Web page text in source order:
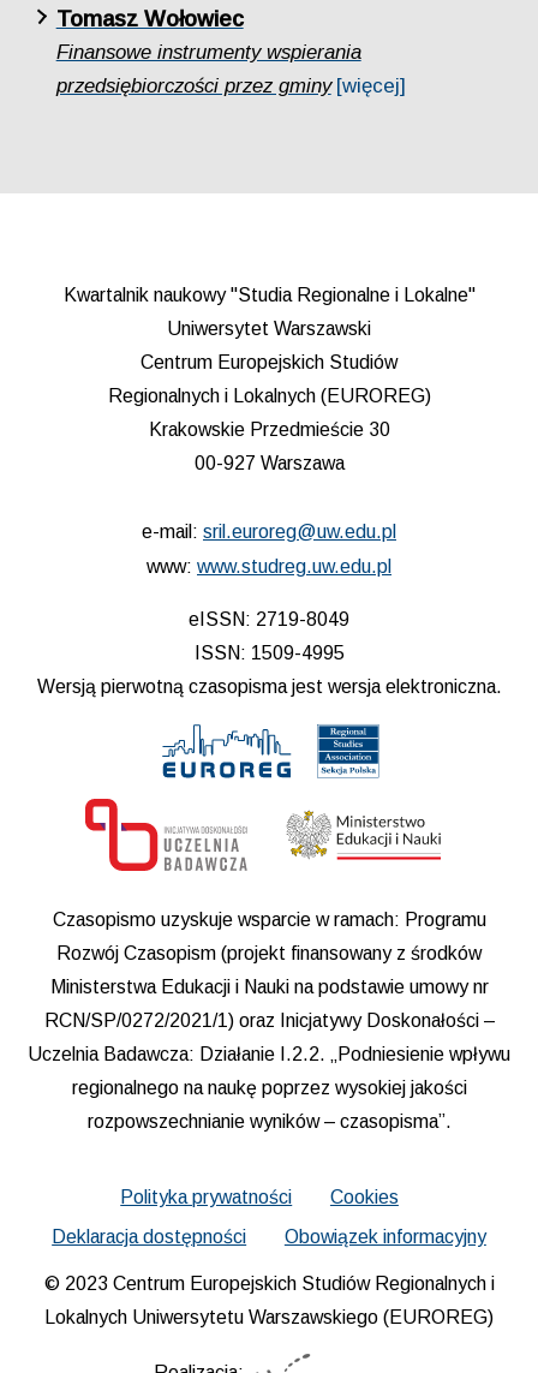
Tomasz Wołowiec
Finansowe instrumenty wspierania
przedsiębiorczości przez gminy [więcej]
Kwartalnik naukowy "Studia Regionalne i Lokalne"
Uniwersytet Warszawski
Centrum Europejskich Studiów
Regionalnych i Lokalnych (EUROREG)
Krakowskie Przedmieście 30
00-927 Warszawa
e-mail: sril.euroreg@uw.edu.pl
www: www.studreg.uw.edu.pl
eISSN: 2719-8049
ISSN: 1509-4995
Wersją pierwotną czasopisma jest wersja elektroniczna.
Czasopismo uzyskuje wsparcie w ramach: Programu
Rozwój Czasopism (projekt finansowany z środków
Ministerstwa Edukacji i Nauki na podstawie umowy nr
RCN/SP/0272/2021/1) oraz Inicjatywy Doskonałości –
Uczelnia Badawcza: Działanie I.2.2. „Podniesienie wpływu
regionalnego na naukę poprzez wysokiej jakości
rozpowszechnianie wyników – czasopisma”.
Polityka prywatności
Cookies
Deklaracja dostępności
Obowiązek informacyjny
© 2023 Centrum Europejskich Studiów Regionalnych i
Lokalnych Uniwersytetu Warszawskiego (EUROREG)